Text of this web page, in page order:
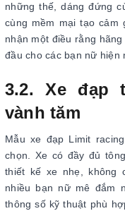
những thế, dáng đứng
cùng mềm mại tạo cảm
nhận một điều rằng
đầu cho các bạn nữ hiện
3.2. Xe đạp
vành tăm
Mẫu xe đạp Limit
chọn. Xe có đầy đủ
thiết kế xe nhẹ, không
nhiều bạn nữ mê đắm
thông số kỹ thuật phù